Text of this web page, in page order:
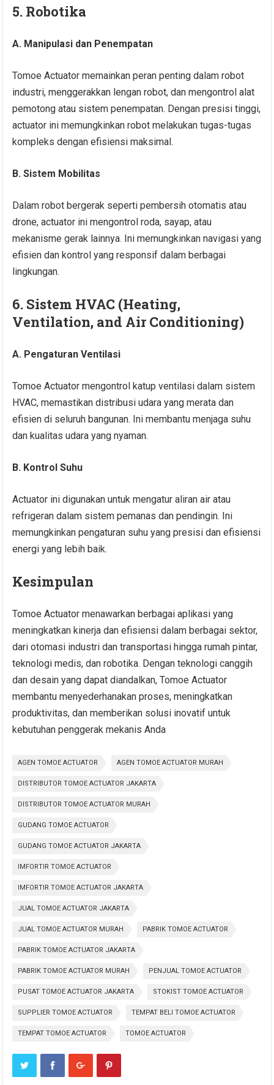
5. Robotika
A. Manipulasi dan Penempatan
Tomoe Actuator memainkan peran penting dalam robot
industri, menggerakkan lengan robot, dan mengontrol alat
pemotong atau sistem penempatan. Dengan presisi tinggi,
actuator ini memungkinkan robot melakukan tugas-tugas
kompleks dengan efisiensi maksimal.
B. Sistem Mobilitas
Dalam robot bergerak seperti pembersih otomatis atau
drone, actuator ini mengontrol roda, sayap, atau
mekanisme gerak lainnya. Ini memungkinkan navigasi yang
efisien dan kontrol yang responsif dalam berbagai
lingkungan.
6. Sistem HVAC (Heating,
Ventilation, and Air Conditioning)
A. Pengaturan Ventilasi
Tomoe Actuator mengontrol katup ventilasi dalam sistem
HVAC, memastikan distribusi udara yang merata dan
efisien di seluruh bangunan. Ini membantu menjaga suhu
dan kualitas udara yang nyaman.
B. Kontrol Suhu
Actuator ini digunakan untuk mengatur aliran air atau
refrigeran dalam sistem pemanas dan pendingin. Ini
memungkinkan pengaturan suhu yang presisi dan efisiensi
energi yang lebih baik.
Kesimpulan
Tomoe Actuator menawarkan berbagai aplikasi yang
meningkatkan kinerja dan efisiensi dalam berbagai sektor,
dari otomasi industri dan transportasi hingga rumah pintar,
teknologi medis, dan robotika. Dengan teknologi canggih
dan desain yang dapat diandalkan, Tomoe Actuator
membantu menyederhanakan proses, meningkatkan
produktivitas, dan memberikan solusi inovatif untuk
kebutuhan penggerak mekanis Anda
AGEN TOMOE ACTUATOR AGEN TOMOE ACTUATOR MURAH
DISTRIBUTOR TOMOE ACTUATOR JAKARTA
DISTRIBUTOR TOMOE ACTUATOR MURAH
GUDANG TOMOE ACTUATOR
GUDANG TOMOE ACTUATOR JAKARTA
IMFORTIR TOMOE ACTUATOR
IMFORTIR TOMOE ACTUATOR JAKARTA
JUAL TOMOE ACTUATOR JAKARTA
JUAL TOMOE ACTUATOR MURAH PABRIK TOMOE ACTUATOR
PABRIK TOMOE ACTUATOR JAKARTA
PABRIK TOMOE ACTUATOR MURAH PENJUAL TOMOE ACTUATOR
PUSAT TOMOE ACTUATOR JAKARTA STOKIST TOMOE ACTUATOR
SUPPLIER TOMOE ACTUATOR TEMPAT BELI TOMOE ACTUATOR
TEMPAT TOMOE ACTUATOR TOMOE ACTUATOR